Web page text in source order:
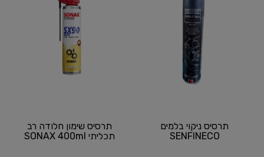
תרסיס ניקוי בלמים
SENFINECO
תרסיס שימון חלודה רב
תכליתי SONAX 400ml